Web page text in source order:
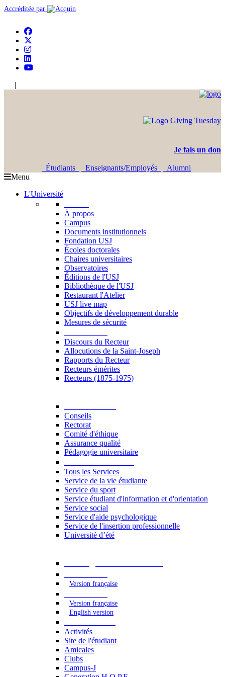
Accréditée par
|
Je fais un don
Étudiants Enseignants/Employés
Alumni
Menu
L'Université
À propos
Campus
Documents institutionnels
Fondation USJ
Écoles doctorales
Chaires universitaires
Observatoires
Éditions de l'USJ
Bibliothèque de l'USJ
Restaurant l'Atelier
USJ live map
Objectifs de développement durable
Mesures de sécurité
Discours du Recteur
Allocutions de la Saint-Joseph
Rapports du Recteur
Recteurs émérites
Recteurs (1875-1975)
Conseils
Rectorat
Comité d'éthique
Assurance qualité
Pédagogie universitaire
Tous les Services
Service de la vie étudiante
Service du sport
Service étudiant d'information et d'orientation
Service social
Service d'aide psychologique
Service de l'insertion professionnelle
Université d’été
Version française
Version française
English version
Activités
Site de l'étudiant
Amicales
Clubs
Campus-J